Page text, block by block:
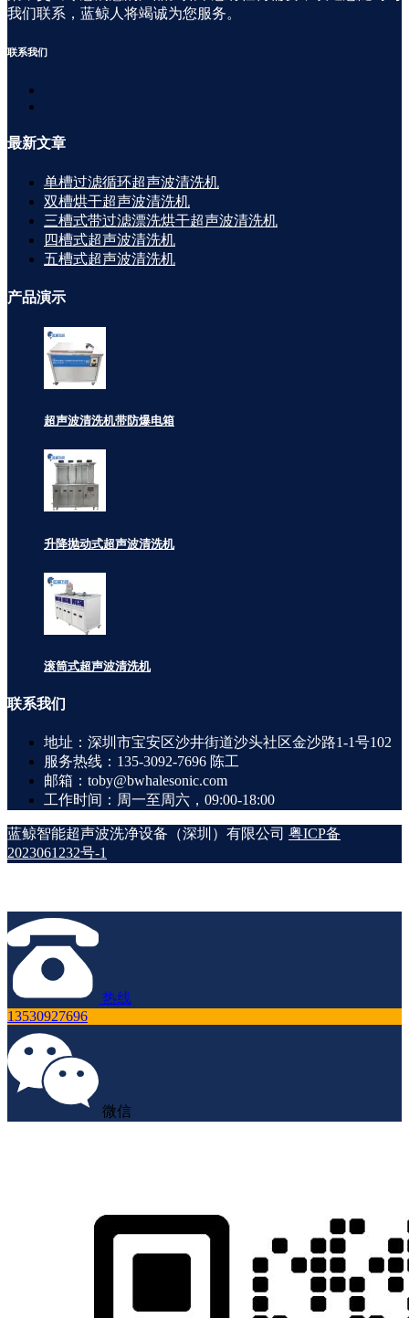
我们联系，蓝鲸人将竭诚为您服务。
联系我们
最新文章
单槽过滤循环超声波清洗机
双槽烘干超声波清洗机
三槽式带过滤漂洗烘干超声波清洗机
四槽式超声波清洗机
五槽式超声波清洗机
产品演示
超声波清洗机带防爆电箱
升降抛动式超声波清洗机
滚筒式超声波清洗机
联系我们
地址：深圳市宝安区沙井街道沙头社区金沙路1-1号102
服务热线：135-3092-7696 陈工
邮箱：toby@bwhalesonic.com
工作时间：周一至周六，09:00-18:00
蓝鲸智能超声波洗净设备（深圳）有限公司 粤ICP备
2023061232号-1
热线
13530927696
微信